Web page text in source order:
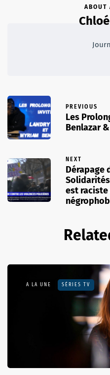
ABOUT
PREVIOUS
Les
Benlazar
NEXT
Dérapage
est
A LA UNE SÉRIES TV